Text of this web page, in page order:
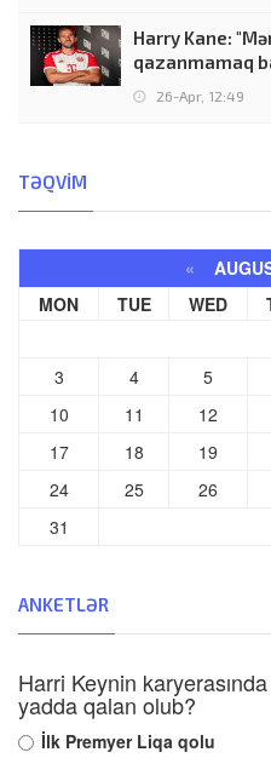
Harry Kane:
qazanmamaq
26-Apr, 12:49
TƏQVIM
«
MON
TUE WED
3
4 5
10
11 12
17
18 19
24
25 26
31
ANKETLƏR
Harri Keynin
yadda qalan olub?
İlk Premyer Liqa qolu